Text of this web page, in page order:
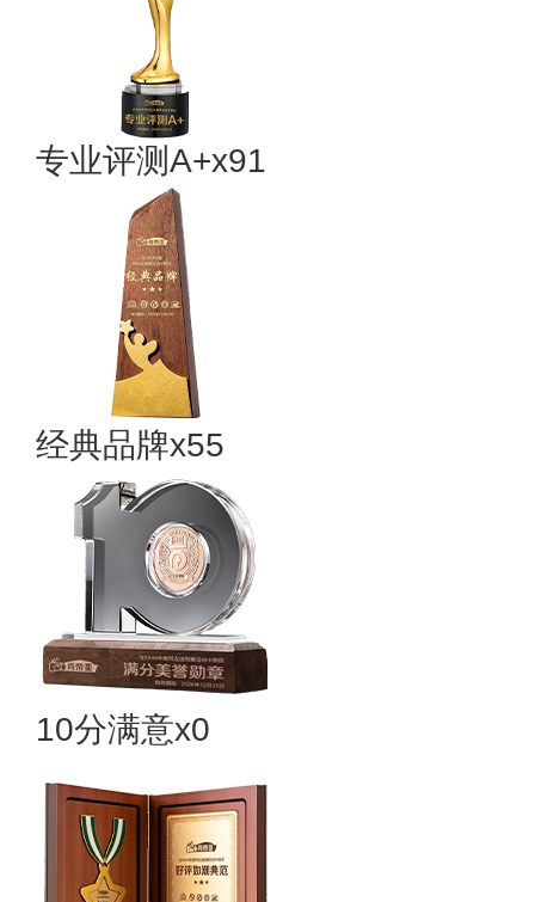
专业评测A+x91
经典品牌x55
10分满意x0